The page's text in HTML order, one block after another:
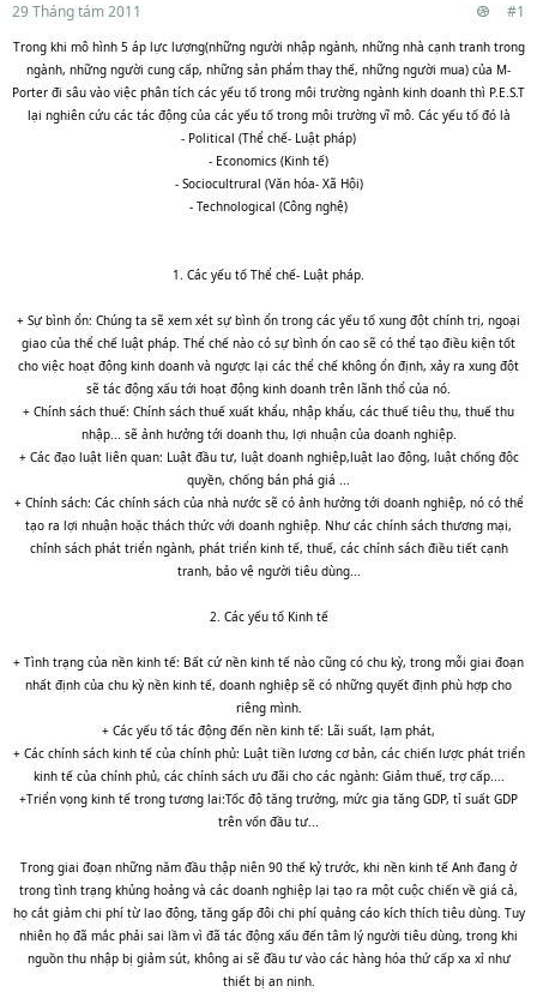
29 Tháng tám 2011 #1
Trong khi mô hình 5 áp lực lượng(những người nhập ngành, những nhà cạnh tranh trong
ngành, những người cung cấp, những sản phẩm thay thế, những người mua) của M-
Porter đi sâu vào việc phân tích các yếu tố trong môi trường ngành kinh doanh thì P.E.S.T
lại nghiên cứu các tác động của các yếu tố trong môi trường vĩ mô. Các yếu tố đó là
- Political (Thể chế- Luật pháp)
- Economics (Kinh tế)
- Sociocultrural (Văn hóa- Xã Hội)
- Technological (Công nghệ)
1. Các yếu tố Thể chế- Luật pháp.
+ Sự bình ổn: Chúng ta sẽ xem xét sự bình ổn trong các yếu tố xung đột chính trị, ngoại
giao của thể chế luật pháp. Thể chế nào có sự bình ổn cao sẽ có thể tạo điều kiện tốt
cho việc hoạt động kinh doanh và ngược lại các thể chế không ổn định, xảy ra xung đột
sẽ tác động xấu tới hoạt động kinh doanh trên lãnh thổ của nó.
+ Chính sách thuế: Chính sách thuế xuất khẩu, nhập khẩu, các thuế tiêu thụ, thuế thu
nhập... sẽ ảnh hưởng tới doanh thu, lợi nhuận của doanh nghiệp.
+ Các đạo luật liên quan: Luật đầu tư, luật doanh nghiệp,luật lao động, luật chống độc
quyền, chống bán phá giá ...
+ Chính sách: Các chính sách của nhà nước sẽ có ảnh hưởng tới doanh nghiệp, nó có thể
tạo ra lợi nhuận hoặc thách thức với doanh nghiệp. Như các chính sách thương mại,
chính sách phát triển ngành, phát triển kinh tế, thuế, các chính sách điều tiết cạnh
tranh, bảo vệ người tiêu dùng...
2. Các yếu tố Kinh tế
+ Tình trạng của nền kinh tế: Bất cứ nền kinh tế nào cũng có chu kỳ, trong mỗi giai đoạn
nhất định của chu kỳ nền kinh tế, doanh nghiệp sẽ có những quyết định phù hợp cho
riêng mình.
+ Các yếu tố tác động đến nền kinh tế: Lãi suất, lạm phát,
+ Các chính sách kinh tế của chính phủ: Luật tiền lương cơ bản, các chiến lược phát triển
kinh tế của chính phủ, các chính sách ưu đãi cho các ngành: Giảm thuế, trợ cấp....
+Triển vọng kinh tế trong tương lai:Tốc độ tăng trưởng, mức gia tăng GDP, tỉ suất GDP
trên vốn đầu tư...
Trong giai đoạn những năm đầu thập niên 90 thế kỷ trước, khi nền kinh tế Anh đang ở
trong tình trạng khủng hoảng và các doanh nghiệp lại tạo ra một cuộc chiến về giá cả,
họ cắt giảm chi phí từ lao động, tăng gấp đôi chi phí quảng cáo kích thích tiêu dùng. Tuy
nhiên họ đã mắc phải sai lầm vì đã tác động xấu đến tâm lý người tiêu dùng, trong khi
nguồn thu nhập bị giảm sút, không ai sẽ đầu tư vào các hàng hóa thứ cấp xa xỉ như
thiết bị an ninh.